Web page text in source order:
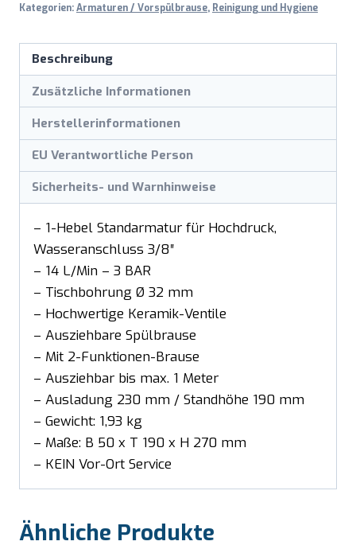
Kategorien:Armaturen / Vorspülbrause, Reinigung und Hygiene
Beschreibung
Zusätzliche Informationen
Herstellerinformationen
EU Verantwortliche Person
Sicherheits- und Warnhinweise
– 1-Hebel Standarmatur für Hochdruck,
Wasseranschluss 3/8″
– 14 L/Min – 3 BAR
– Tischbohrung Ø 32 mm
– Hochwertige Keramik-Ventile
– Ausziehbare Spülbrause
– Mit 2-Funktionen-Brause
– Ausziehbar bis max. 1 Meter
– Ausladung 230 mm / Standhöhe 190 mm
– Gewicht: 1,93 kg
– Maße: B 50 x T 190 x H 270 mm
– KEIN Vor-Ort Service
Ähnliche Produkte